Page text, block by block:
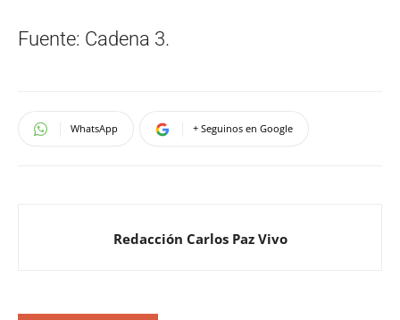
Fuente: Cadena 3.
WhatsApp + Seguinos en Google
Redacción Carlos Paz Vivo